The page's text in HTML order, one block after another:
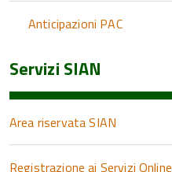
Anticipazioni PAC
Servizi SIAN
Area riservata SIAN
Registrazione ai Servizi Online